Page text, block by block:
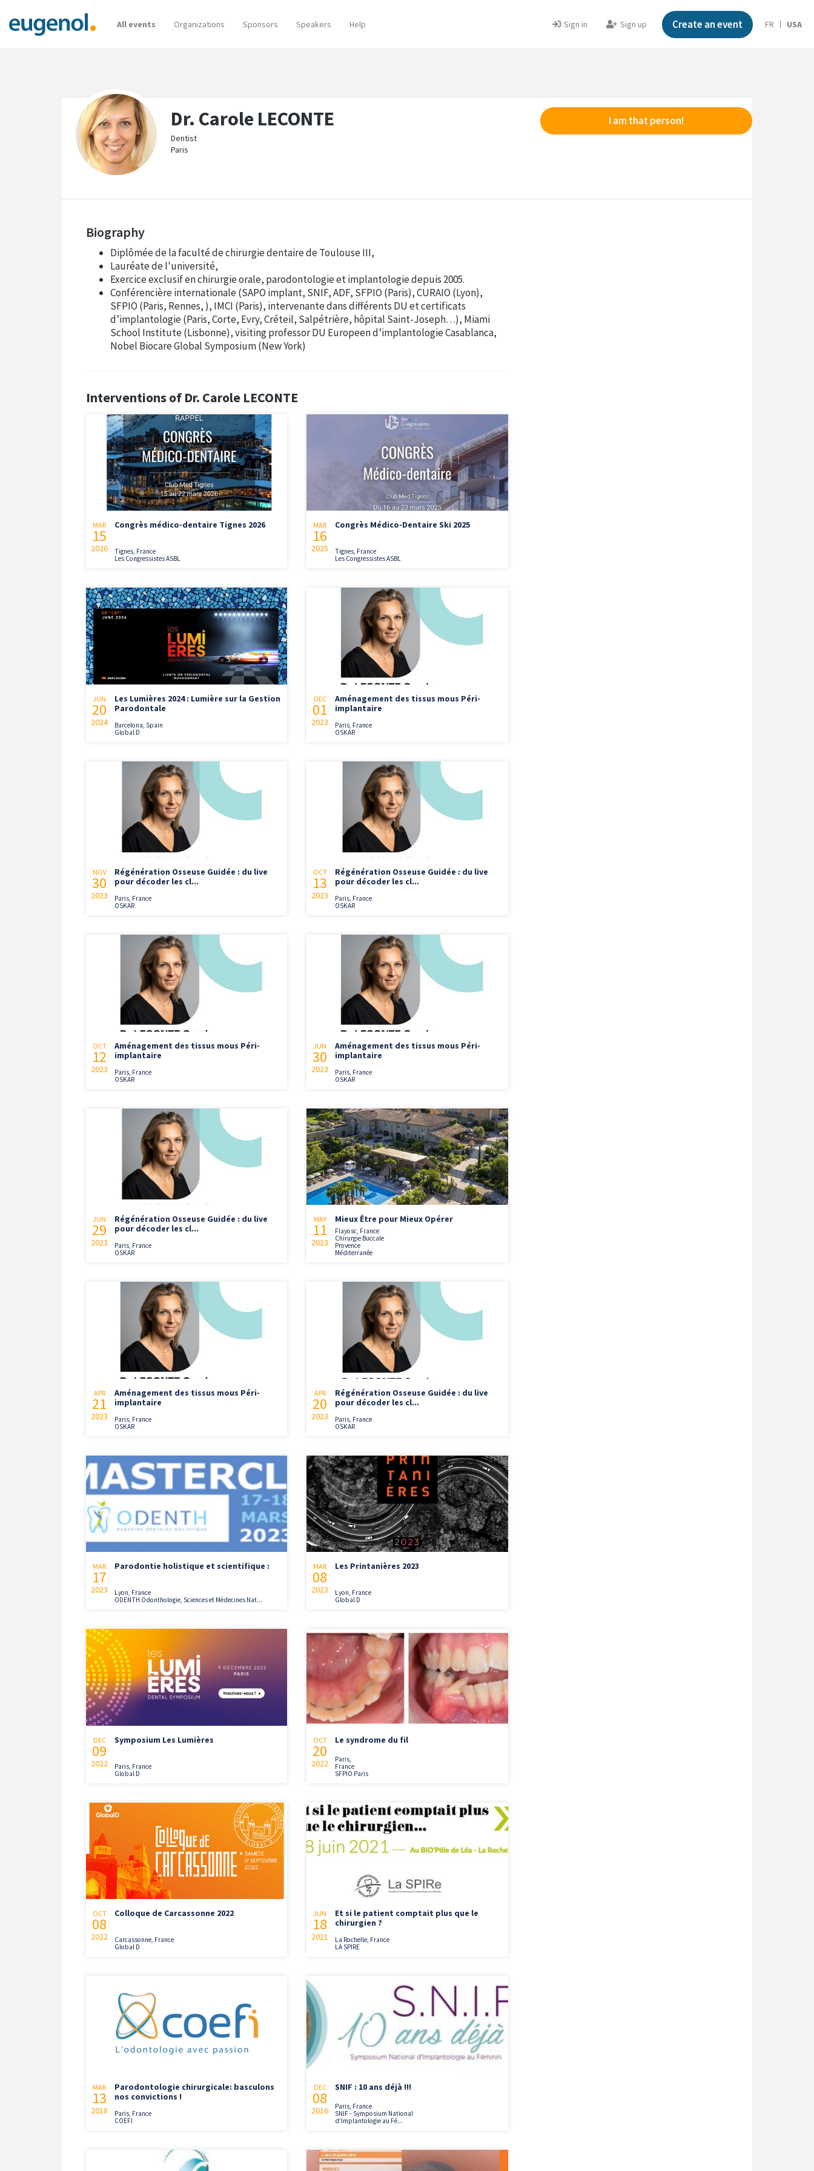
All events Organizations Sponsors Speakers Help Sign in Sign up Create an event FR USA
Dr. Carole LECONTE
Dentist
Paris
I am that person!
Biography
Diplômée de la faculté de chirurgie dentaire de Toulouse III,
Lauréate de l'université,
Exercice exclusif en chirurgie orale, parodontologie et implantologie depuis 2005.
Conférencière internationale (SAPO implant, SNIF, ADF, SFPIO (Paris), CURAIO (Lyon),
SFPIO (Paris, Rennes, ), IMCI (Paris), intervenante dans différents DU et certificats
d’implantologie (Paris, Corte, Evry, Créteil, Salpétrière, hôpital Saint-Joseph…), Miami
School Institute (Lisbonne), visiting professor DU Europeen d’implantologie Casablanca,
Nobel Biocare Global Symposium (New York)
Interventions of Dr. Carole LECONTE
MAR
15
2026
Congrès médico-dentaire Tignes 2026
Tignes, France
Les Congressistes ASBL
MAR
16
2025
Congrès Médico-Dentaire Ski 2025
Tignes, France
Les Congressistes ASBL
JUN
20
2024
Les Lumières 2024 : Lumière sur la Gestion
Parodontale
Barcelona, Spain
Global D
DEC
01
2023
Aménagement des tissus mous Péri-
implantaire
Paris, France
OSKAR
NOV
30
2023
Régénération Osseuse Guidée : du live
pour décoder les cl...
Paris, France
OSKAR
OCT
13
2023
Régénération Osseuse Guidée : du live
pour décoder les cl...
Paris, France
OSKAR
OCT
12
2023
Aménagement des tissus mous Péri-
implantaire
Paris, France
OSKAR
JUN
30
2023
Aménagement des tissus mous Péri-
implantaire
Paris, France
OSKAR
JUN
29
2023
Régénération Osseuse Guidée : du live
pour décoder les cl...
Paris, France
OSKAR
MAY
11
2023
Mieux Être pour Mieux Opérer
Flayosc, France
Chirurgie Buccale
Provence
Méditerranée
APR
21
2023
Aménagement des tissus mous Péri-
implantaire
Paris, France
OSKAR
APR
20
2023
Régénération Osseuse Guidée : du live
pour décoder les cl...
Paris, France
OSKAR
MAR
17
2023
Parodontie holistique et scientifique :
Lyon, France
ODENTH Odonthologie, Sciences et Médecines Nat...
MAR
08
2023
Les Printanières 2023
Lyon, France
Global D
DEC
09
2022
Symposium Les Lumières
Paris, France
Global D
OCT
20
2022
Le syndrome du fil
Paris,
France
SFPIO Paris
OCT
08
2022
Colloque de Carcassonne 2022
Carcassonne, France
Global D
JUN
18
2021
Et si le patient comptait plus que le
chirurgien ?
La Rochelle, France
LA SPIRE
MAR
13
2018
Parodontologie chirurgicale: basculons
nos convictions !
Paris, France
COEFI
DEC
08
2016
SNIF : 10 ans déjà !!!
Paris, France
SNIF - Symposium National
d'Implantologie au Fé...